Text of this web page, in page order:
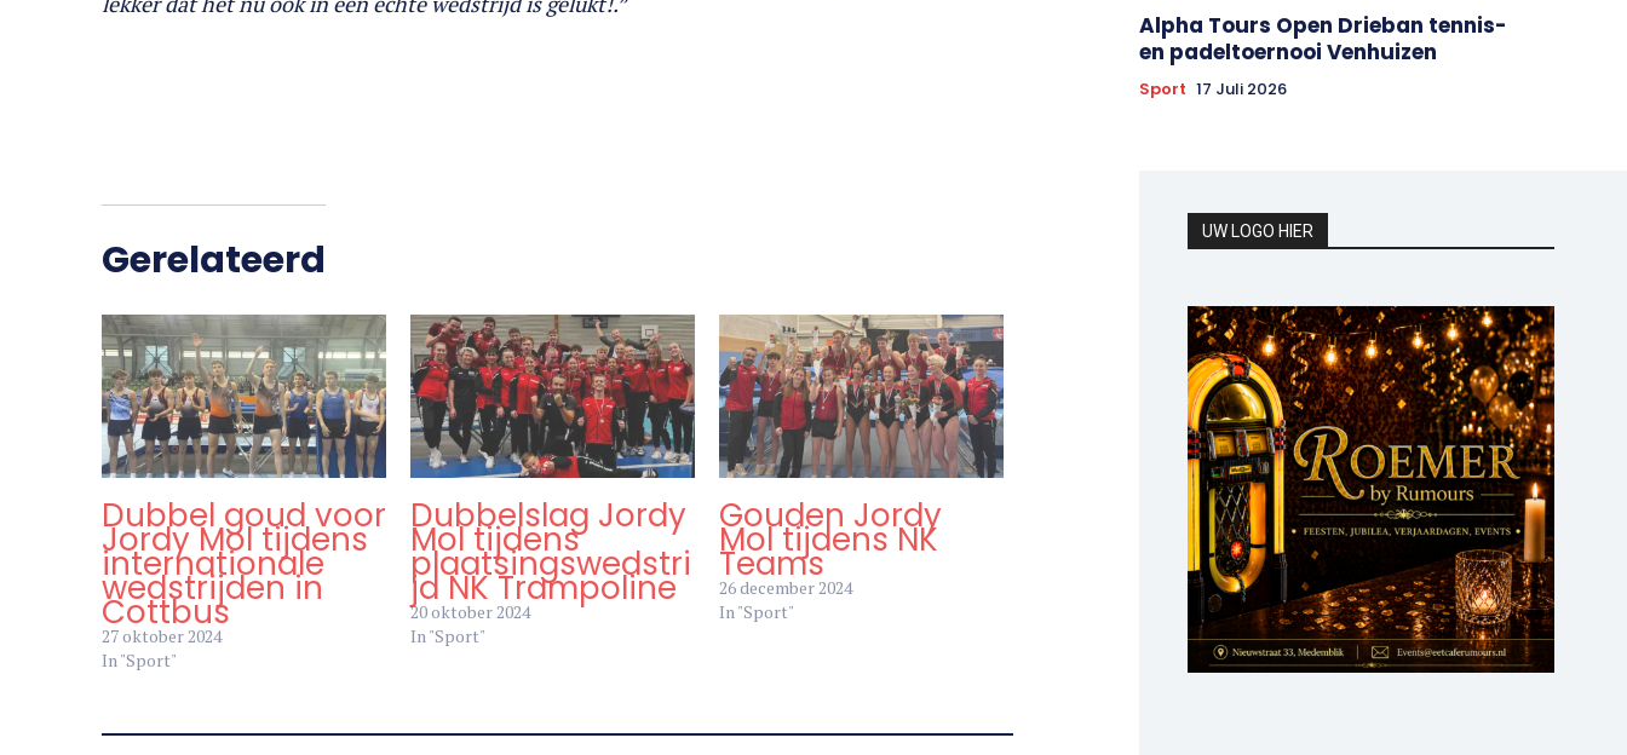
Gerelateerd
Dubbel goud voor
Jordy Mol tijdens
internationale
wedstrijden in
Cottbus
27 oktober 2024
In "Sport"
Dubbelslag Jordy
Mol tijdens
plaatsingswedstri
jd NK Trampoline
20 oktober 2024
In "Sport"
Gouden Jordy
Mol tijdens NK
Teams
26 december 2024
In "Sport"
Alpha Tours Open Drieban tennis-
en padeltoernooi Venhuizen
Sport 17 Juli 2026
UW LOGO HIER